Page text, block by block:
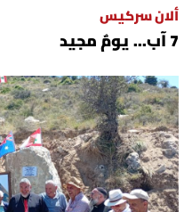
ألان سركيس
7 آب... يومٌ مجيد